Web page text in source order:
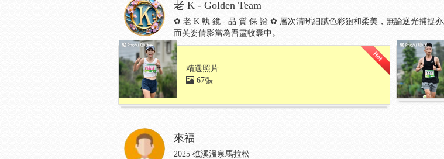
老 K - Golden Team
✿ 老 K 執 鏡 - 品 質 保 證 ✿ 層次清晰細膩色彩飽和柔美，無論逆光捕捉
而英姿倩影當為吾盡收囊中。
精選照片
67張
來福
2025 礁溪溫泉馬拉松